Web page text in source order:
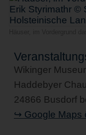
Wikinger
Haddebyer
24866 Busdorf
↪ Google Maps